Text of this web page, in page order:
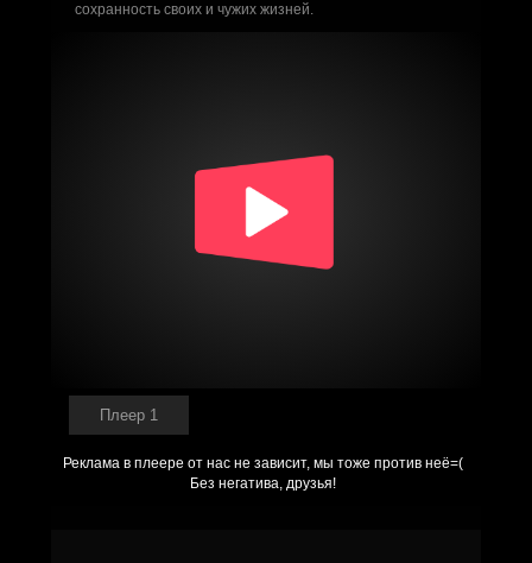
сохранность своих и чужих жизней.
Плеер 1